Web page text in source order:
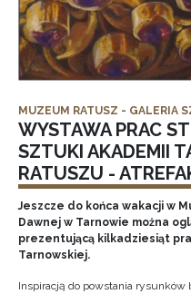
MUZEUM RATUSZ - GALERIA
WYSTAWA PRAC
SZTUKI AKADEMII
RATUSZU -
Jeszcze do końca wakacji w
Dawnej w Tarnowie można
prezentującą kilkadziesiąt
Tarnowskiej.
Inspiracją do powstania